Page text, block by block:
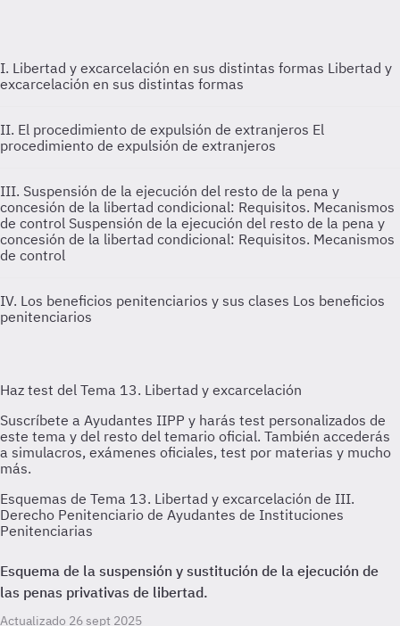
I. Libertad y excarcelación en sus distintas formas Libertad y
excarcelación en sus distintas formas
II. El procedimiento de expulsión de extranjeros El
procedimiento de expulsión de extranjeros
III. Suspensión de la ejecución del resto de la pena y
concesión de la libertad condicional: Requisitos. Mecanismos
de control Suspensión de la ejecución del resto de la pena y
concesión de la libertad condicional: Requisitos. Mecanismos
de control
IV. Los beneficios penitenciarios y sus clases Los beneficios
penitenciarios
Esquemas de Tema 13. Libertad y excarcelación de III.
Derecho Penitenciario de Ayudantes de Instituciones
Penitenciarias
Esquema de la suspensión y sustitución de la ejecución de
las penas privativas de libertad.
Actualizado 26 sept 2025